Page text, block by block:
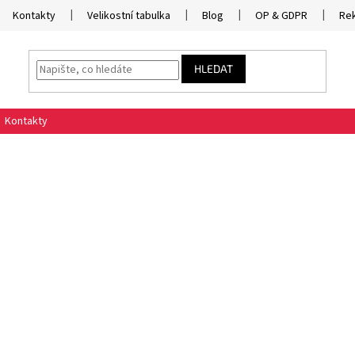
Kontakty Velikostní tabulka Blog OP & GDPR
HLEDAT
Kontakty